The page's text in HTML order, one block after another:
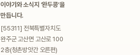
이야기와 소식지 ‘완두콩’을
만듭니다.
[55311] 전북특별자치도
완주군 고산면 고산로 100
2층(청촌방앗간 오른편)